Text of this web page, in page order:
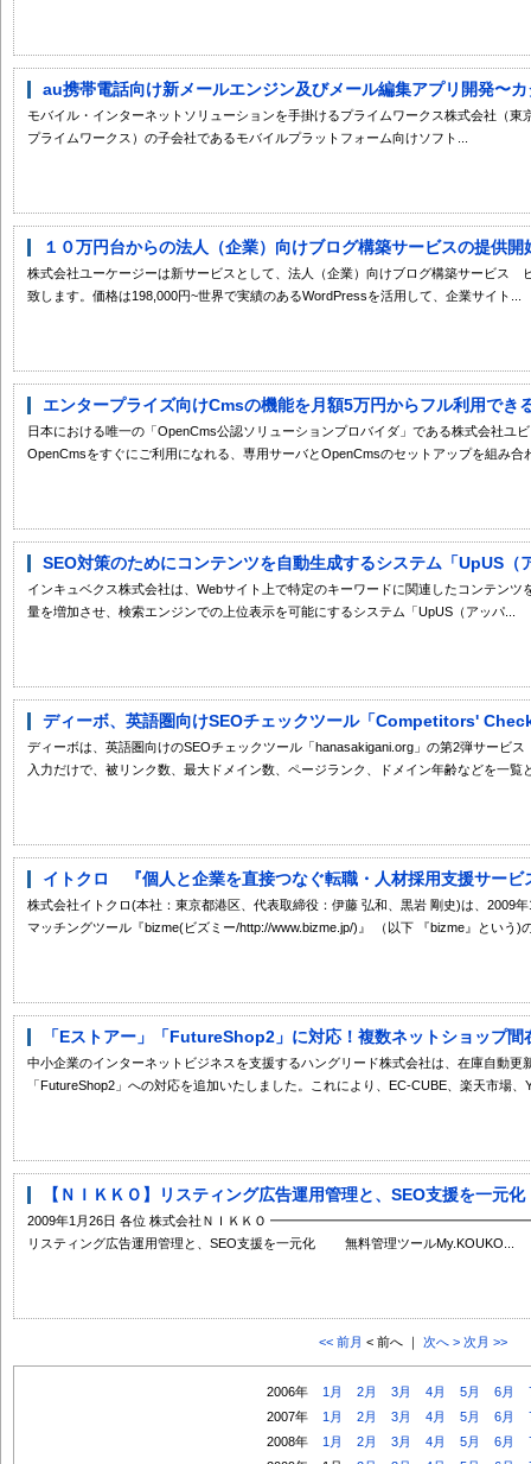
au携帯電話向け新メールエンジン及びメール編集アプリ開発〜
モバイル・インターネットソリューションを手掛けるプライムワークス株式会社（
プライムワークス）の子会社であるモバイルプラットフォーム向けソフト...
１０万円台からの法人（企業）向けブログ構築サービスの提供
株式会社ユーケージーは新サービスとして、法人（企業）向けブログ構築サービス
致します。価格は198,000円~世界で実績のあるWordPressを活用して、企業サイト...
エンタープライズ向けCmsの機能を月額5万円からフル利用でき
日本における唯一の「OpenCms公認ソリューションプロバイダ」である株式会社ユ
OpenCmsをすぐにご利用になれる、専用サーバとOpenCmsのセットアップを組み合
SEO対策のためにコンテンツを自動生成するシステム「UpUS（
インキュベクス株式会社は、Webサイト上で特定のキーワードに関連したコンテン
量を増加させ、検索エンジンでの上位表示を可能にするシステム「UpUS（アッパ...
ディーボ、英語圏向けSEOチェックツール「Competitors'
ディーボは、英語圏向けのSEOチェックツール「hanasakigani.org」の第2弾サービ
入力だけで、被リンク数、最大ドメイン数、ページランク、ドメイン年齢などを一覧
イトクロ 『個人と企業を直接つなぐ転職・人材採用支援サービ
株式会社イトクロ(本社：東京都港区、代表取締役：伊藤 弘和、黒岩 剛史)は、2009
マッチングツール『bizme(ビズミー/http://www.bizme.jp/)』 （以下 『bizme』という)
「Eストアー」「FutureShop2」に対応！複数ネットショップ
中小企業のインターネットビジネスを支援するハングリード株式会社は、在庫自動更
「FutureShop2」への対応を追加いたしました。これにより、EC-CUBE、楽天市場、
【ＮＩＫＫＯ】リスティング広告運用管理と、SEO支援を一
2009年1月26日 各位 株式会社ＮＩＫＫＯ
リスティング広告運用管理と、SEO支援を一元化 無料管理ツールMy.KOUKO...
<< 前月 < 前へ ｜ 次へ > 次月 >>
2006年 1月 2月 3月 4月 5月 6月
2007年
1月 2月 3月 4月 5月 6月
2008年
1月 2月 3月 4月 5月 6月